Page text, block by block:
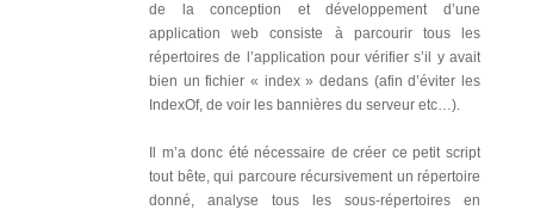
de la conception et développement d’une
application web consiste à parcourir tous les
répertoires de l’application pour vérifier s’il y avait
bien un fichier « index » dedans (afin d’éviter les
IndexOf, de voir les bannières du serveur etc…).
Il m’a donc été nécessaire de créer ce petit script
tout bête, qui parcoure récursivement un répertoire
donné, analyse tous les sous-répertoires en